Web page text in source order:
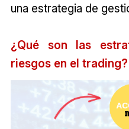
una estrategia de
¿Qué son las
riesgos en el trading?